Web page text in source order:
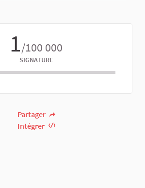
1/100 000
SIGNATURE
Partager
Intégrer